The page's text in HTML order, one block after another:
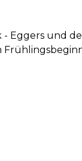
Eggers und